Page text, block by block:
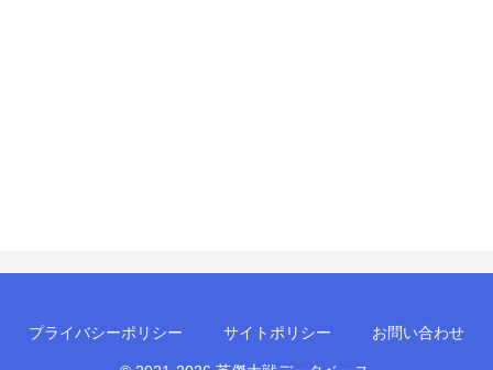
プライバシーポリシー サイトポリシー お問い合わせ